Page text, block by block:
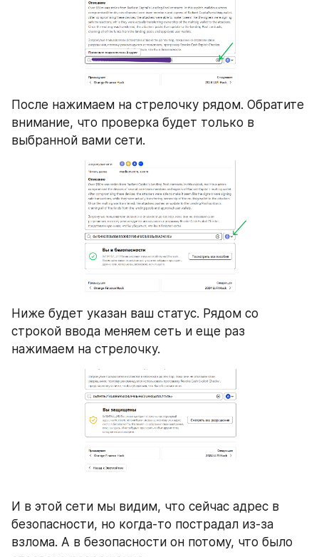
После нажимаем на стрелочку рядом. Обратите
внимание, что проверка будет только в
выбранной вами сети.
Ниже будет указан ваш статус. Рядом со
строкой ввода меняем сеть и еще раз
нажимаем на стрелочку.
И в этой сети мы видим, что сейчас адрес в
безопасности, но когда-то пострадал из-за
взлома. А в безопасности он потому, что было